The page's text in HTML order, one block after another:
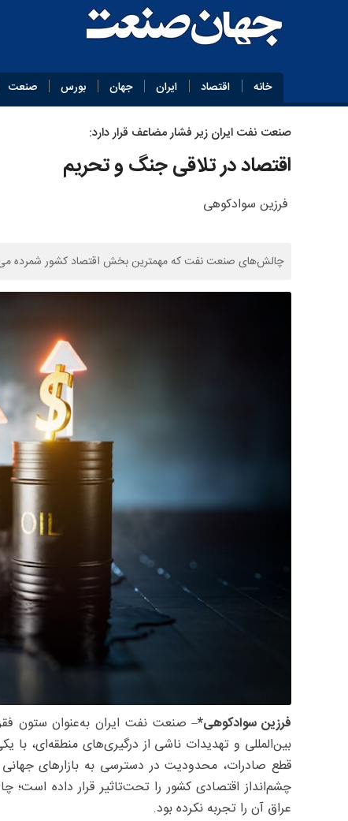
خانه اقتصاد ایران جهان بورس صنعت
صنعت نفت ایران زیر فشار مضاعف قرار دارد:
اقتصاد در تلاقی جنگ و تحریم
فرزین سوادکوهی
چالش‌های صنعت نفت که مهمترین بخش اقتصاد کشور شمرده
فرزین سوادکوهی*– صنعت نفت ایران به‌عنوان ستون
بین‌المللی و تهدیدات ناشی از درگیری‌های منطقه‌ای،
قطع صادرات، محدودیت در دسترسی به بازارهای
چشم‌انداز اقتصادی کشور را تحت‌تاثیر قرار داده
عراق آن را تجربه نکرده بود.